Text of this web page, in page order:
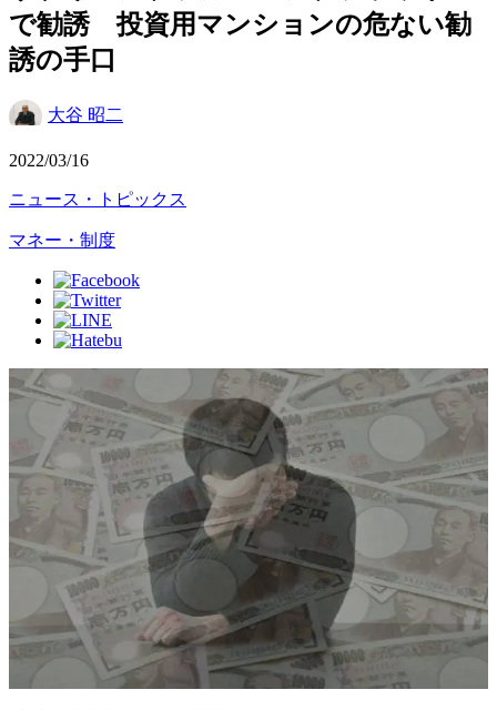
で勧誘 投資用マンションの危ない勧
誘の手口
大谷 昭二
2022/03/16
ニュース・トピックス
マネー・制度